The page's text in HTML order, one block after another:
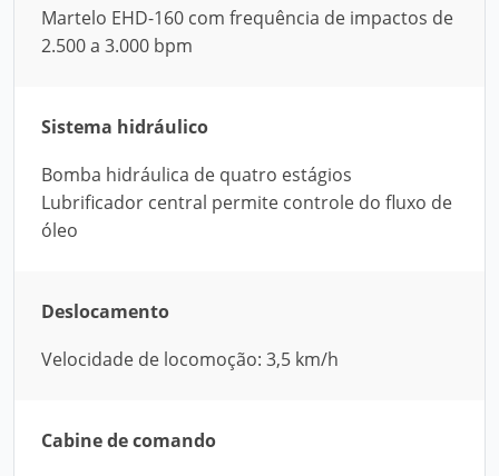
Martelo EHD-160 com frequência de impactos de
2.500 a 3.000 bpm
Sistema hidráulico
Bomba hidráulica de quatro estágios
Lubrificador central permite controle do fluxo de
óleo
Deslocamento
Velocidade de locomoção: 3,5 km/h
Cabine de comando